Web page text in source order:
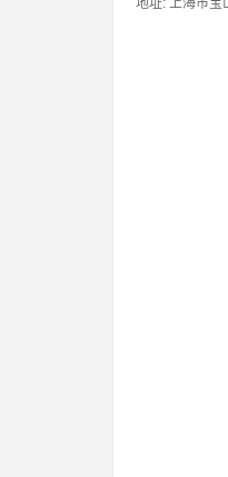
地址: 上海市宝